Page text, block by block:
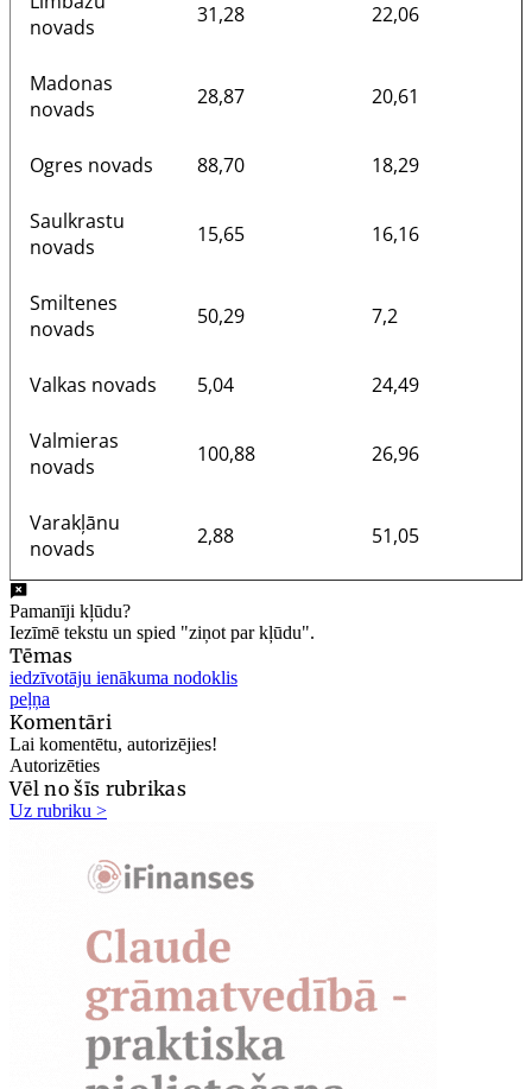
novads
31,28 22,06
Madonas
novads
28,87 20,61
Ogres novads 88,70 18,29
Saulkrastu
novads
15,65 16,16
Smiltenes
novads
50,29 7,2
Valkas novads 5,04 24,49
Valmieras
novads
100,88 26,96
Varakļānu
novads
2,88 51,05
Pamanīji kļūdu?
Iezīmē tekstu un spied "ziņot par kļūdu".
Tēmas
iedzīvotāju ienākuma nodoklis
peļņa
Komentāri
Lai komentētu, autorizējies!
Autorizēties
Vēl no šīs rubrikas
Uz rubriku >